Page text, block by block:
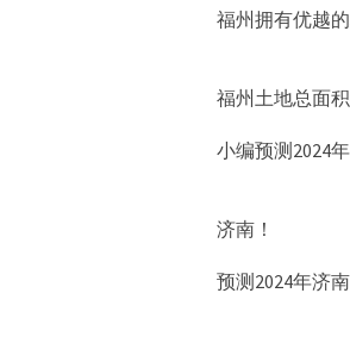
福州拥有优越
福州土地总面
小编预测2024
济南！
预测2024年济